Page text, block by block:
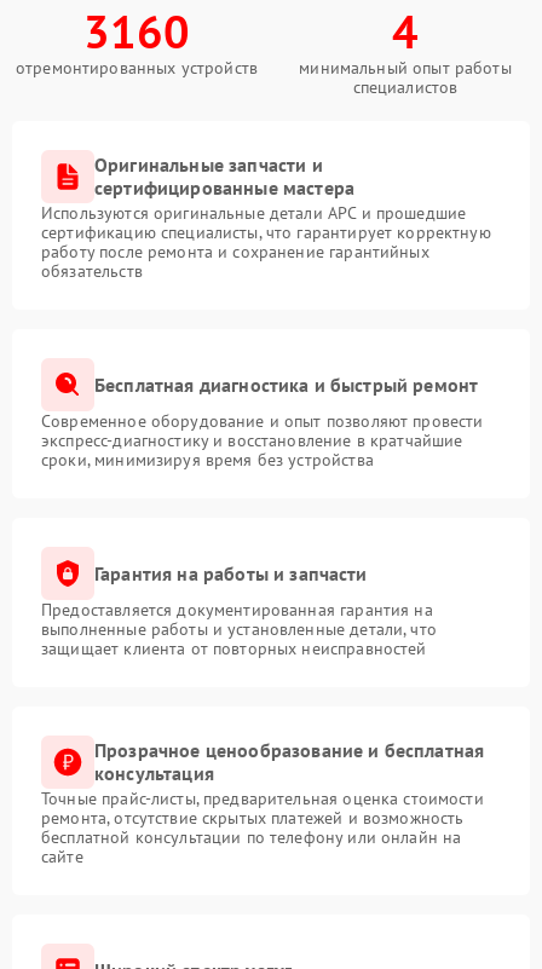
3160
отремонтированных устройств
4
минимальный опыт работы
специалистов
Оригинальные запчасти и
сертифицированные мастера
Используются оригинальные детали APC и прошедшие
сертификацию специалисты, что гарантирует корректную
работу после ремонта и сохранение гарантийных
обязательств
Бесплатная диагностика и быстрый ремонт
Современное оборудование и опыт позволяют провести
экспресс-диагностику и восстановление в кратчайшие
сроки, минимизируя время без устройства
Гарантия на работы и запчасти
Предоставляется документированная гарантия на
выполненные работы и установленные детали, что
защищает клиента от повторных неисправностей
Прозрачное ценообразование и бесплатная
консультация
Точные прайс-листы, предварительная оценка стоимости
ремонта, отсутствие скрытых платежей и возможность
бесплатной консультации по телефону или онлайн на
сайте